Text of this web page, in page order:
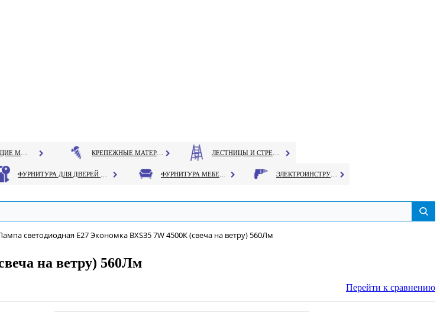
светодиодная Е27 Экономка BXS35 7W 4500К (свеча на ветру) 560Лм
на ветру) 560Лм
Перейти к сравнению